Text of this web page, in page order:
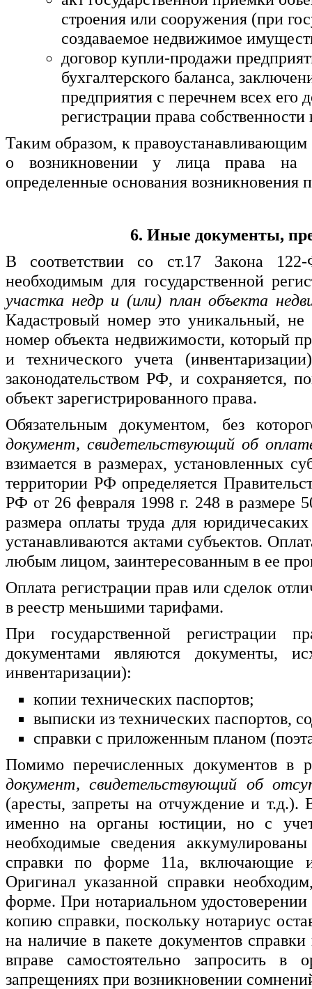
строения или сооружения (при
создаваемое недвижимое
договор купли-продажи
бухгалтерского баланса,
предприятия с перечнем всех его
регистрации права
Таким образом, к правоустанавливающим
о возникновении у лица права на
определенные основания возникновения
6. Иные документы,
В соответствии со ст.17 Закона
необходимым для государственной
участка недр и (или) план объекта
Кадастровый номер это уникальный,
номер объекта недвижимости, который
и технического учета
законодательством РФ, и сохраняется,
объект зарегистрированного права.
Обязательным документом, без
документ, свидетельствующий об
взимается в размерах, установленных
территории РФ определяется
РФ от 26 февраля 1998 г. 248 в размере
размера оплаты труда для
устанавливаются актами субъектов.
любым лицом, заинтересованным в ее
Оплата регистрации прав или сделок
в реестр меньшими тарифами.
При государственной регистрации
документами являются документы,
инвентаризации):
копии технических паспортов;
выписки из технических паспортов,
справки с приложенным планом
Помимо перечисленных документов в
документ, свидетельствующий об
(аресты, запреты на отчуждение и т.д.).
именно на органы юстиции, но с
необходимые сведения
справки по форме 11а, включающие
Оригинал указанной справки
форме. При нотариальном
копию справки, поскольку нотариус
на наличие в пакете документов
вправе самостоятельно запросить
запрещениях при возникновении